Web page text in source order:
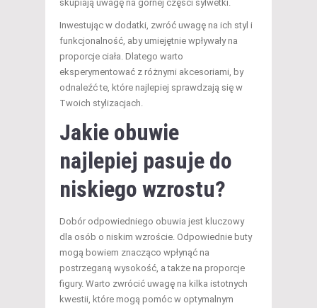
skupiają uwagę na górnej części sylwetki.
Inwestując w dodatki, zwróć uwagę na ich styl i
funkcjonalność, aby umiejętnie wpływały na
proporcje ciała. Dlatego warto
eksperymentować z różnymi akcesoriami, by
odnaleźć te, które najlepiej sprawdzają się w
Twoich stylizacjach.
Jakie obuwie
najlepiej pasuje do
niskiego wzrostu?
Dobór odpowiedniego obuwia jest kluczowy
dla osób o niskim wzroście. Odpowiednie buty
mogą bowiem znacząco wpłynąć na
postrzeganą wysokość, a także na proporcje
figury. Warto zwrócić uwagę na kilka istotnych
kwestii, które mogą pomóc w optymalnym